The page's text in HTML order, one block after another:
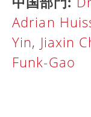
Adrian
Yin, Jiaxin
Funk-Gao